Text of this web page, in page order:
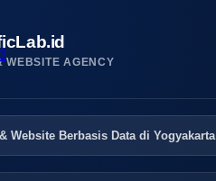
WEBSITE AGENCY
Website Berbasis Data di Yogyakarta